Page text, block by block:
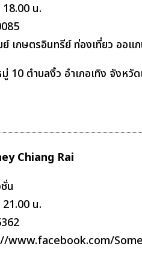
น.
เกษตรอินทรีย์ ท่องเที่ยว ออ
10 ตำบลงิ้ว อำเภอเทิง จังหวั
Chiang Rai
น
น.
www.facebook.com/